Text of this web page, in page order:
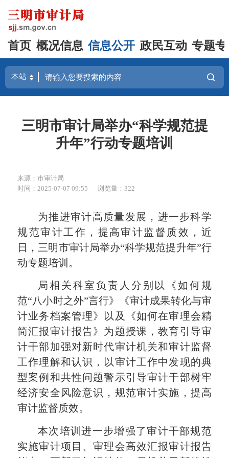
首页 概况信息 信息公开 政民互动 专题
三明市审计局举办“科学规范提
升年”行动专题培训
来源：市审计局
时间：2025-07-07 09:55
浏览量：322
为推进审计高质量发展，进一步科学
规范审计工作，提高审计监督质效，近
日，三明市审计局举办“科学规范提升年”行
动专题培训。
局相关科室负责人分别以《如何规
范“八小时之外”言行》《审计成果转化与审
计业务档案管理》以及《如何在审理会精
简汇报审计报告》为题授课，教育引导审
计干部加强对新时代审计机关和审计监督
工作理解和认识，以审计工作中发现的典
型案例和共性问题警示引导审计干部树牢
经济安全风险意识，规范审计实施，提高
审计监督质效。
本次培训进一步增强了审计干部规范
实施审计项目、审理会高效汇报审计报告